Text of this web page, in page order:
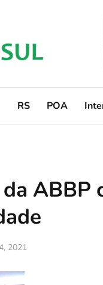
RS POA
ABBP
2021